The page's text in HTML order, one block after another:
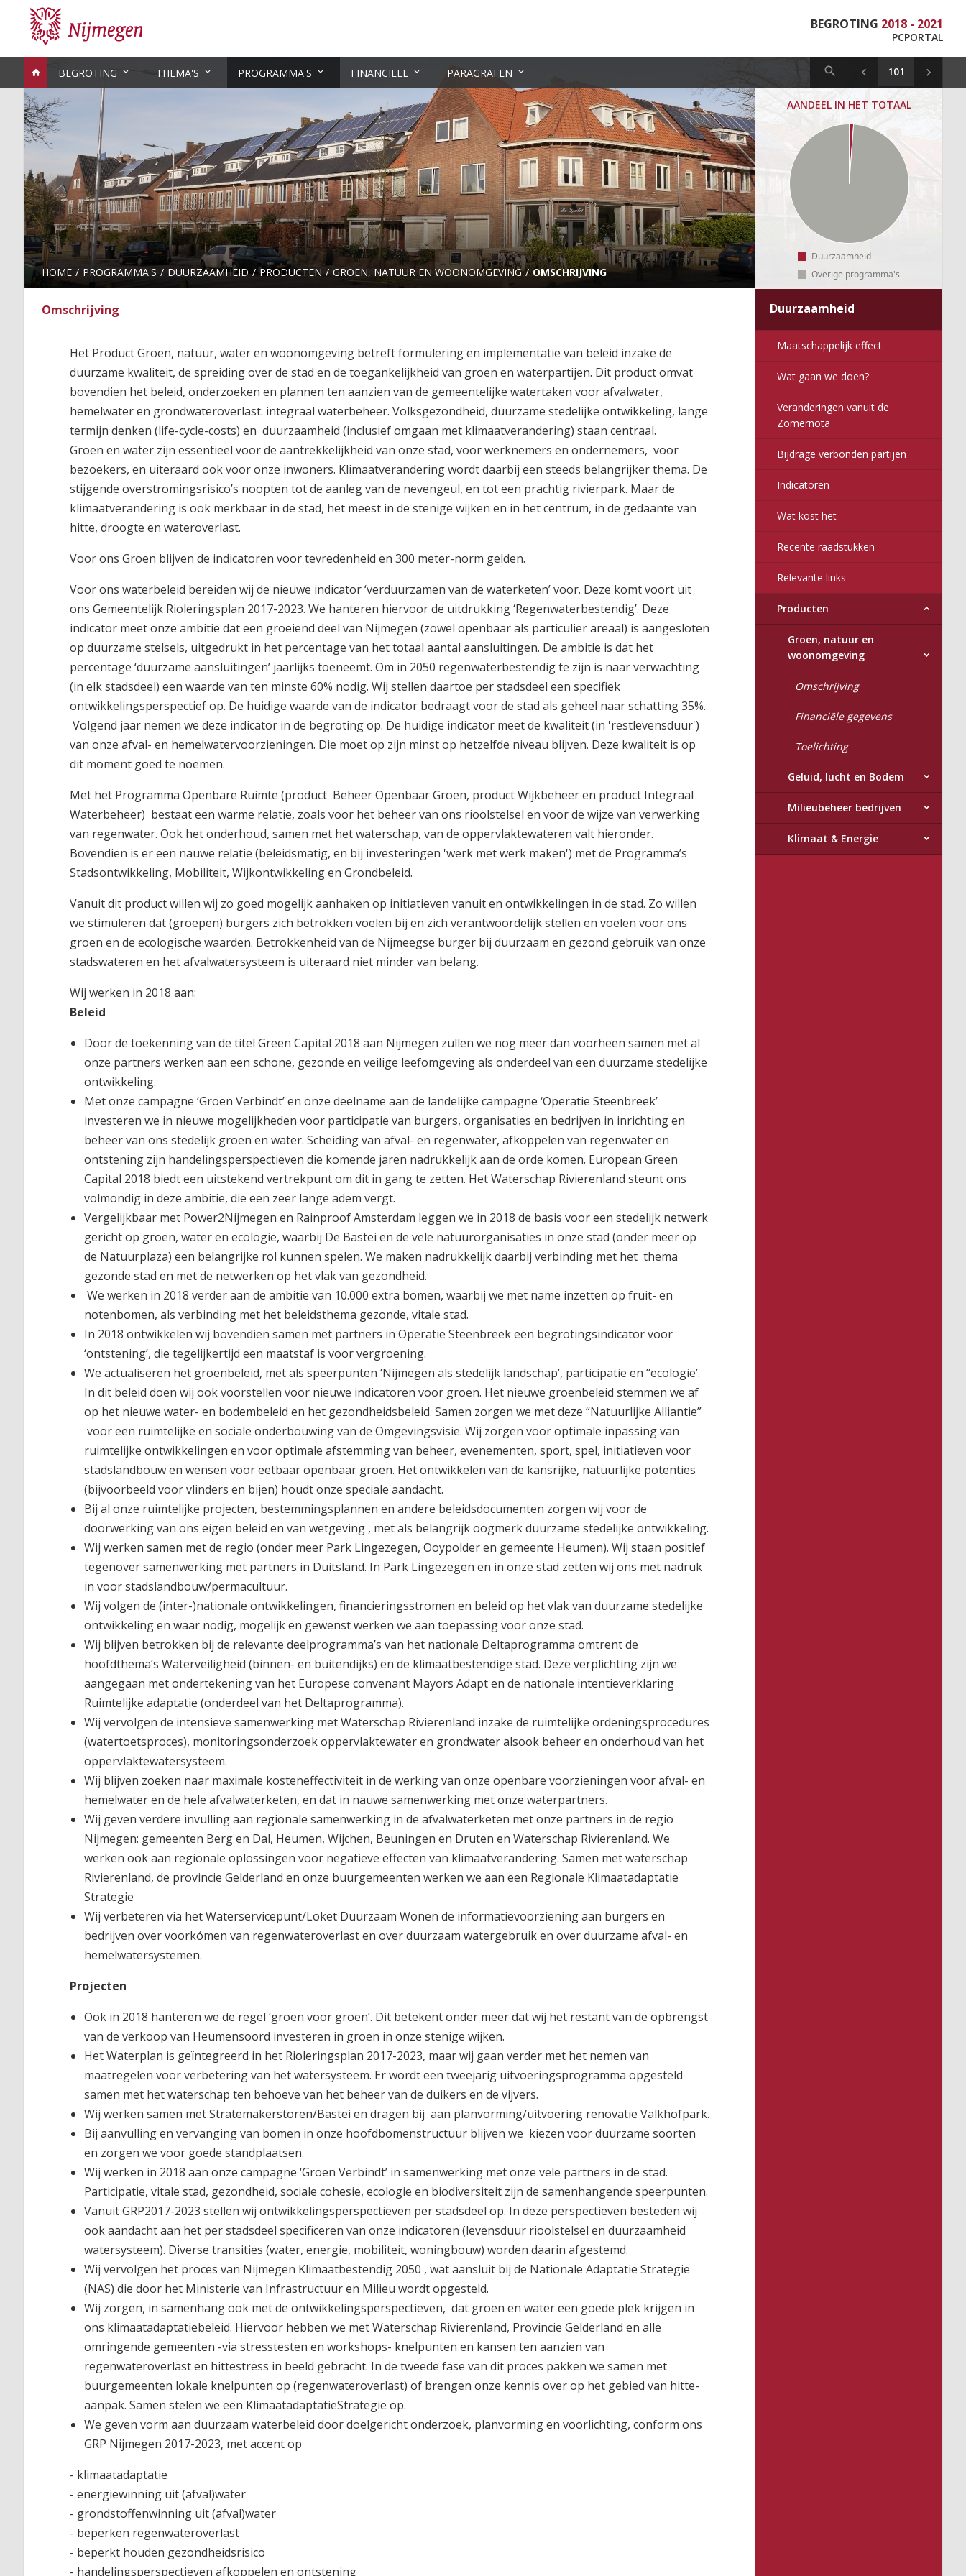
BEGROTING 2018 - 2021
PCPORTAL
BEGROTING THEMA'S PROGRAMMA'S FINANCIEEL PARAGRAFEN
HOME PROGRAMMA'S DUURZAAMHEID PRODUCTEN GROEN, NATUUR EN WOONOMGEVING OMSCHRIJVING
AANDEEL IN HET TOTAAL
Duurzaamheid
Overige programma's
Duurzaamheid
Maatschappelijk effect
Wat gaan we doen?
Veranderingen vanuit de
Zomernota
Bijdrage verbonden partijen
Indicatoren
Wat kost het
Recente raadstukken
Relevante links
Producten
Groen, natuur en
woonomgeving
Omschrijving
Financiële gegevens
Toelichting
Geluid, lucht en Bodem
Milieubeheer bedrijven
Klimaat & Energie
Omschrijving
Het Product Groen, natuur, water en woonomgeving betreft formulering en implementatie van beleid inzake de
duurzame kwaliteit, de spreiding over de stad en de toegankelijkheid van groen en waterpartijen. Dit product omvat
bovendien het beleid, onderzoeken en plannen ten aanzien van de gemeentelijke watertaken voor afvalwater,
hemelwater en grondwateroverlast: integraal waterbeheer. Volksgezondheid, duurzame stedelijke ontwikkeling, lange
termijn denken (life-cycle-costs) en duurzaamheid (inclusief omgaan met klimaatverandering) staan centraal.
Groen en water zijn essentieel voor de aantrekkelijkheid van onze stad, voor werknemers en ondernemers, voor
bezoekers, en uiteraard ook voor onze inwoners. Klimaatverandering wordt daarbij een steeds belangrijker thema. De
stijgende overstromingsrisico’s noopten tot de aanleg van de nevengeul, en tot een prachtig rivierpark. Maar de
klimaatverandering is ook merkbaar in de stad, het meest in de stenige wijken en in het centrum, in de gedaante van
hitte, droogte en wateroverlast.
Voor ons Groen blijven de indicatoren voor tevredenheid en 300 meter-norm gelden.
Voor ons waterbeleid bereiden wij de nieuwe indicator ‘verduurzamen van de waterketen’ voor. Deze komt voort uit
ons Gemeentelijk Rioleringsplan 2017-2023. We hanteren hiervoor de uitdrukking ‘Regenwaterbestendig’. Deze
indicator meet onze ambitie dat een groeiend deel van Nijmegen (zowel openbaar als particulier areaal) is aangesloten
op duurzame stelsels, uitgedrukt in het percentage van het totaal aantal aansluitingen. De ambitie is dat het
percentage ‘duurzame aansluitingen’ jaarlijks toeneemt. Om in 2050 regenwaterbestendig te zijn is naar verwachting
(in elk stadsdeel) een waarde van ten minste 60% nodig. Wij stellen daartoe per stadsdeel een specifiek
ontwikkelingsperspectief op. De huidige waarde van de indicator bedraagt voor de stad als geheel naar schatting 35%.
Volgend jaar nemen we deze indicator in de begroting op. De huidige indicator meet de kwaliteit (in 'restlevensduur')
van onze afval- en hemelwatervoorzieningen. Die moet op zijn minst op hetzelfde niveau blijven. Deze kwaliteit is op
dit moment goed te noemen.
Met het Programma Openbare Ruimte (product Beheer Openbaar Groen, product Wijkbeheer en product Integraal
Waterbeheer) bestaat een warme relatie, zoals voor het beheer van ons rioolstelsel en voor de wijze van verwerking
van regenwater. Ook het onderhoud, samen met het waterschap, van de oppervlaktewateren valt hieronder.
Bovendien is er een nauwe relatie (beleidsmatig, en bij investeringen 'werk met werk maken') met de Programma’s
Stadsontwikkeling, Mobiliteit, Wijkontwikkeling en Grondbeleid.
Vanuit dit product willen wij zo goed mogelijk aanhaken op initiatieven vanuit en ontwikkelingen in de stad. Zo willen
we stimuleren dat (groepen) burgers zich betrokken voelen bij en zich verantwoordelijk stellen en voelen voor ons
groen en de ecologische waarden. Betrokkenheid van de Nijmeegse burger bij duurzaam en gezond gebruik van onze
stadswateren en het afvalwatersysteem is uiteraard niet minder van belang.
Wij werken in 2018 aan:
Beleid
Door de toekenning van de titel Green Capital 2018 aan Nijmegen zullen we nog meer dan voorheen samen met al
onze partners werken aan een schone, gezonde en veilige leefomgeving als onderdeel van een duurzame stedelijke
ontwikkeling.
Met onze campagne ‘Groen Verbindt’ en onze deelname aan de landelijke campagne ‘Operatie Steenbreek’
investeren we in nieuwe mogelijkheden voor participatie van burgers, organisaties en bedrijven in inrichting en
beheer van ons stedelijk groen en water. Scheiding van afval- en regenwater, afkoppelen van regenwater en
ontstening zijn handelingsperspectieven die komende jaren nadrukkelijk aan de orde komen. European Green
Capital 2018 biedt een uitstekend vertrekpunt om dit in gang te zetten. Het Waterschap Rivierenland steunt ons
volmondig in deze ambitie, die een zeer lange adem vergt.
Vergelijkbaar met Power2Nijmegen en Rainproof Amsterdam leggen we in 2018 de basis voor een stedelijk netwerk
gericht op groen, water en ecologie, waarbij De Bastei en de vele natuurorganisaties in onze stad (onder meer op
de Natuurplaza) een belangrijke rol kunnen spelen. We maken nadrukkelijk daarbij verbinding met het thema
gezonde stad en met de netwerken op het vlak van gezondheid.
We werken in 2018 verder aan de ambitie van 10.000 extra bomen, waarbij we met name inzetten op fruit- en
notenbomen, als verbinding met het beleidsthema gezonde, vitale stad.
In 2018 ontwikkelen wij bovendien samen met partners in Operatie Steenbreek een begrotingsindicator voor
‘ontstening’, die tegelijkertijd een maatstaf is voor vergroening.
We actualiseren het groenbeleid, met als speerpunten ‘Nijmegen als stedelijk landschap’, participatie en ’‘ecologie’.
In dit beleid doen wij ook voorstellen voor nieuwe indicatoren voor groen. Het nieuwe groenbeleid stemmen we af
op het nieuwe water- en bodembeleid en het gezondheidsbeleid. Samen zorgen we met deze “Natuurlijke Alliantie”
voor een ruimtelijke en sociale onderbouwing van de Omgevingsvisie. Wij zorgen voor optimale inpassing van
ruimtelijke ontwikkelingen en voor optimale afstemming van beheer, evenementen, sport, spel, initiatieven voor
stadslandbouw en wensen voor eetbaar openbaar groen. Het ontwikkelen van de kansrijke, natuurlijke potenties
(bijvoorbeeld voor vlinders en bijen) houdt onze speciale aandacht.
Bij al onze ruimtelijke projecten, bestemmingsplannen en andere beleidsdocumenten zorgen wij voor de
doorwerking van ons eigen beleid en van wetgeving , met als belangrijk oogmerk duurzame stedelijke ontwikkeling.
Wij werken samen met de regio (onder meer Park Lingezegen, Ooypolder en gemeente Heumen). Wij staan positief
tegenover samenwerking met partners in Duitsland. In Park Lingezegen en in onze stad zetten wij ons met nadruk
in voor stadslandbouw/permacultuur.
Wij volgen de (inter-)nationale ontwikkelingen, financieringsstromen en beleid op het vlak van duurzame stedelijke
ontwikkeling en waar nodig, mogelijk en gewenst werken we aan toepassing voor onze stad.
Wij blijven betrokken bij de relevante deelprogramma’s van het nationale Deltaprogramma omtrent de
hoofdthema’s Waterveiligheid (binnen- en buitendijks) en de klimaatbestendige stad. Deze verplichting zijn we
aangegaan met ondertekening van het Europese convenant Mayors Adapt en de nationale intentieverklaring
Ruimtelijke adaptatie (onderdeel van het Deltaprogramma).
Wij vervolgen de intensieve samenwerking met Waterschap Rivierenland inzake de ruimtelijke ordeningsprocedures
(watertoetsproces), monitoringsonderzoek oppervlaktewater en grondwater alsook beheer en onderhoud van het
oppervlaktewatersysteem.
Wij blijven zoeken naar maximale kosteneffectiviteit in de werking van onze openbare voorzieningen voor afval- en
hemelwater en de hele afvalwaterketen, en dat in nauwe samenwerking met onze waterpartners.
Wij geven verdere invulling aan regionale samenwerking in de afvalwaterketen met onze partners in de regio
Nijmegen: gemeenten Berg en Dal, Heumen, Wijchen, Beuningen en Druten en Waterschap Rivierenland. We
werken ook aan regionale oplossingen voor negatieve effecten van klimaatverandering. Samen met waterschap
Rivierenland, de provincie Gelderland en onze buurgemeenten werken we aan een Regionale Klimaatadaptatie
Strategie
Wij verbeteren via het Waterservicepunt/Loket Duurzaam Wonen de informatievoorziening aan burgers en
bedrijven over voorkómen van regenwateroverlast en over duurzaam watergebruik en over duurzame afval- en
hemelwatersystemen.
Projecten
Ook in 2018 hanteren we de regel ‘groen voor groen’. Dit betekent onder meer dat wij het restant van de opbrengst
van de verkoop van Heumensoord investeren in groen in onze stenige wijken.
Het Waterplan is geïntegreerd in het Rioleringsplan 2017-2023, maar wij gaan verder met het nemen van
maatregelen voor verbetering van het watersysteem. Er wordt een tweejarig uitvoeringsprogramma opgesteld
samen met het waterschap ten behoeve van het beheer van de duikers en de vijvers.
Wij werken samen met Stratemakerstoren/Bastei en dragen bij aan planvorming/uitvoering renovatie Valkhofpark.
Bij aanvulling en vervanging van bomen in onze hoofdbomenstructuur blijven we kiezen voor duurzame soorten
en zorgen we voor goede standplaatsen.
Wij werken in 2018 aan onze campagne ‘Groen Verbindt’ in samenwerking met onze vele partners in de stad.
Participatie, vitale stad, gezondheid, sociale cohesie, ecologie en biodiversiteit zijn de samenhangende speerpunten.
Vanuit GRP2017-2023 stellen wij ontwikkelingsperspectieven per stadsdeel op. In deze perspectieven besteden wij
ook aandacht aan het per stadsdeel specificeren van onze indicatoren (levensduur rioolstelsel en duurzaamheid
watersysteem). Diverse transities (water, energie, mobiliteit, woningbouw) worden daarin afgestemd.
Wij vervolgen het proces van Nijmegen Klimaatbestendig 2050 , wat aansluit bij de Nationale Adaptatie Strategie
(NAS) die door het Ministerie van Infrastructuur en Milieu wordt opgesteld.
Wij zorgen, in samenhang ook met de ontwikkelingsperspectieven, dat groen en water een goede plek krijgen in
ons klimaatadaptatiebeleid. Hiervoor hebben we met Waterschap Rivierenland, Provincie Gelderland en alle
omringende gemeenten -via stresstesten en workshops- knelpunten en kansen ten aanzien van
regenwateroverlast en hittestress in beeld gebracht. In de tweede fase van dit proces pakken we samen met
buurgemeenten lokale knelpunten op (regenwateroverlast) of brengen onze kennis over op het gebied van hitte-
aanpak. Samen stelen we een KlimaatadaptatieStrategie op.
We geven vorm aan duurzaam waterbeleid door doelgericht onderzoek, planvorming en voorlichting, conform ons
GRP Nijmegen 2017-2023, met accent op
- klimaatadaptatie
- energiewinning uit (afval)water
- grondstoffenwinning uit (afval)water
- beperken regenwateroverlast
- beperkt houden gezondheidsrisico
- handelingsperspectieven afkoppelen en ontstening